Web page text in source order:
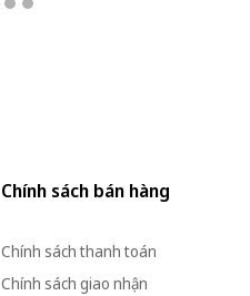
Chính sách bán hàng
Chính sách thanh toán
Chính sách giao nhận